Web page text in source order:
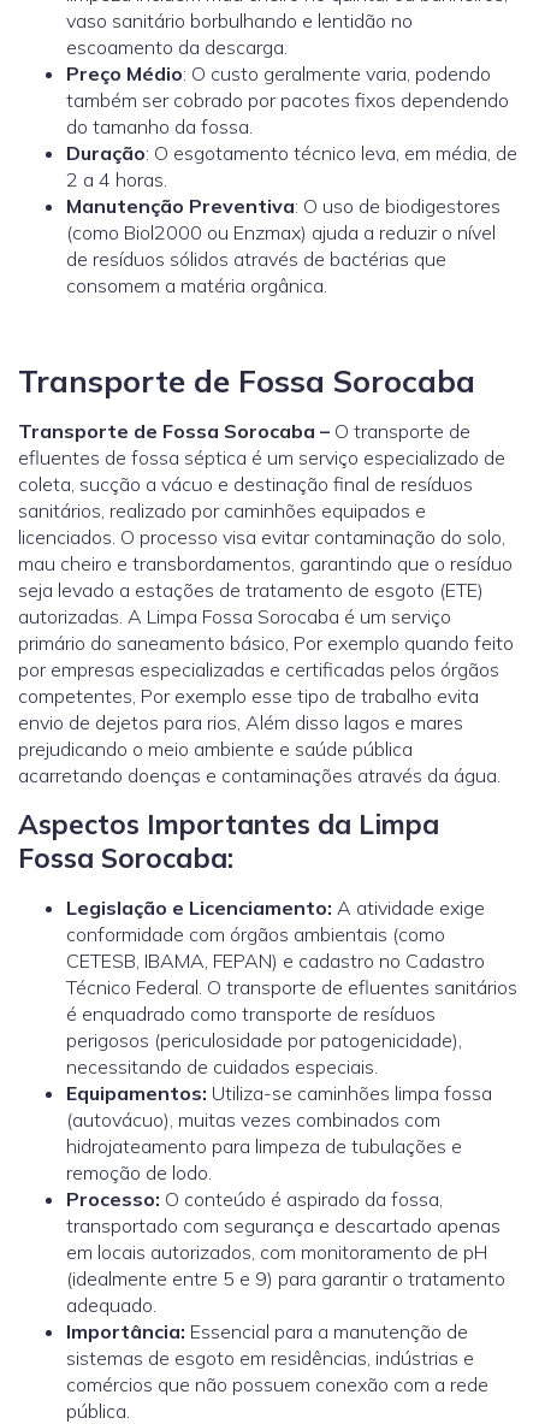
vaso sanitário borbulhando e lentidão no
escoamento da descarga.
Preço Médio: O custo geralmente varia, podendo
também ser cobrado por pacotes fixos dependendo
do tamanho da fossa.
Duração: O esgotamento técnico leva, em média, de
2 a 4 horas.
Manutenção Preventiva: O uso de biodigestores
(como Biol2000 ou Enzmax) ajuda a reduzir o nível
de resíduos sólidos através de bactérias que
consomem a matéria orgânica.
Transporte de Fossa Sorocaba
Transporte de Fossa Sorocaba – O transporte de
efluentes de fossa séptica é um serviço especializado de
coleta, sucção a vácuo e destinação final de resíduos
sanitários, realizado por caminhões equipados e
licenciados. O processo visa evitar contaminação do solo,
mau cheiro e transbordamentos, garantindo que o resíduo
seja levado a estações de tratamento de esgoto (ETE)
autorizadas. A Limpa Fossa Sorocaba é um serviço
primário do saneamento básico, Por exemplo quando feito
por empresas especializadas e certificadas pelos órgãos
competentes, Por exemplo esse tipo de trabalho evita
envio de dejetos para rios, Além disso lagos e mares
prejudicando o meio ambiente e saúde pública
acarretando doenças e contaminações através da água.
Aspectos Importantes da Limpa
Fossa Sorocaba:
Legislação e Licenciamento: A atividade exige
conformidade com órgãos ambientais (como
CETESB, IBAMA, FEPAN) e cadastro no Cadastro
Técnico Federal. O transporte de efluentes sanitários
é enquadrado como transporte de resíduos
perigosos (periculosidade por patogenicidade),
necessitando de cuidados especiais.
Equipamentos: Utiliza-se caminhões limpa fossa
(autovácuo), muitas vezes combinados com
hidrojateamento para limpeza de tubulações e
remoção de lodo.
Processo: O conteúdo é aspirado da fossa,
transportado com segurança e descartado apenas
em locais autorizados, com monitoramento de pH
(idealmente entre 5 e 9) para garantir o tratamento
adequado.
Importância: Essencial para a manutenção de
sistemas de esgoto em residências, indústrias e
comércios que não possuem conexão com a rede
pública.